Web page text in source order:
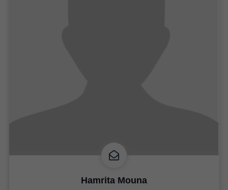
Hamrita Mouna